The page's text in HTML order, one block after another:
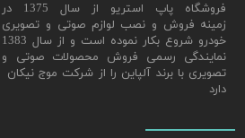
​فروشگاه پاپ استریو از سال 1375 در
زمینه فروش و نصب لوازم صوتی و تصویری
خودرو شروع بکار نموده است و از سال 1383
نمایندگی رسمی فروش محصولات صوتی و
تصویری با برند آلپاین را از شرکت موج نیکان
دارد